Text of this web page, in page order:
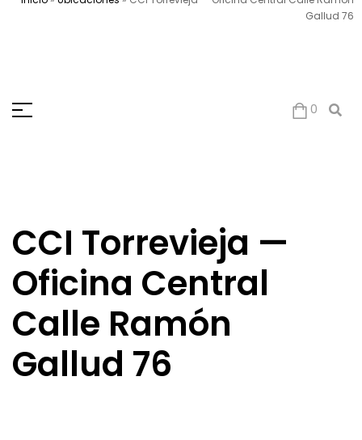
Gallud 76
0
CCI Torrevieja —
Oficina Central
Calle Ramón
Gallud 76